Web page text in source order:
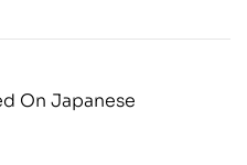
On Japanese